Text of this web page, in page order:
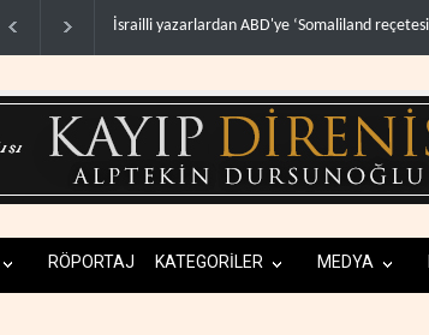
İsrailli yazarlardan ABD'ye ‘Somaliland
RÖPORTAJ KATEGORİLER MEDYA